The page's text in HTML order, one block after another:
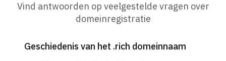
Vind antwoorden op veelgestelde vragen over
domeinregistratie
Geschiedenis van het .rich domeinnaam